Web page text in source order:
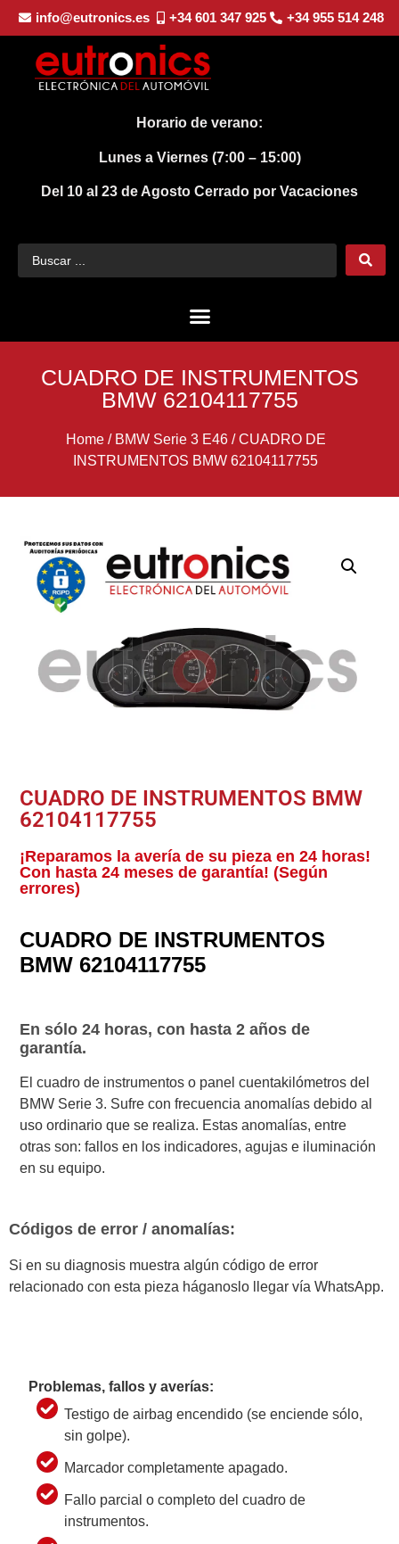
info@eutronics.es +34 601 347 925 +34 955 514 248
Horario de verano:
Lunes a Viernes (7:00 – 15:00)
Del 10 al 23 de Agosto Cerrado por Vacaciones
CUADRO DE INSTRUMENTOS
BMW 62104117755
Home/ BMW Serie 3 E46/CUADRO DE
INSTRUMENTOS BMW 62104117755
CUADRO DE INSTRUMENTOS BMW
62104117755
¡Reparamos la avería de su pieza en 24 horas!
Con hasta 24 meses de garantía! (Según
errores)
CUADRO DE INSTRUMENTOS
BMW 62104117755
En sólo 24 horas, con hasta 2 años de
garantía.
El cuadro de instrumentos o panel cuentakilómetros del
BMW Serie 3. Sufre con frecuencia anomalías debido al
uso ordinario que se realiza. Estas anomalías, entre
otras son: fallos en los indicadores, agujas e iluminación
en su equipo.
Códigos de error / anomalías:
Si en su diagnosis muestra algún código de error
relacionado con esta pieza háganoslo llegar vía WhatsApp.
Problemas, fallos y averías:
Testigo de airbag encendido (se enciende sólo,
sin golpe).
Marcador completamente apagado.
Fallo parcial o completo del cuadro de
instrumentos.